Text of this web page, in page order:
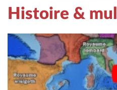
Histoire &